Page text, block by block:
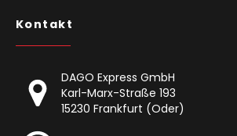
Kontakt
DAGO Express GmbH
Karl-Marx-Straße 193
15230 Frankfurt (Oder)